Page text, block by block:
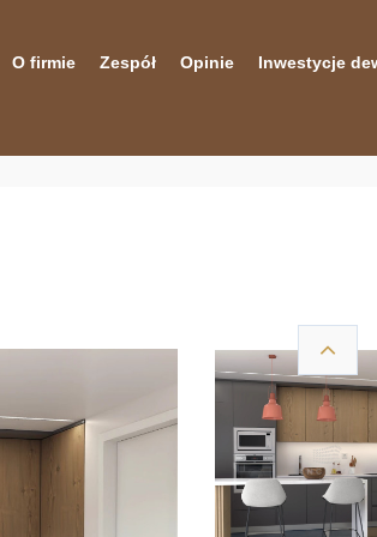
O firmie Zespół Opinie Inwestycje